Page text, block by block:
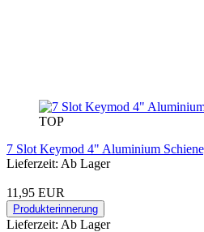
TOP
7 Slot Keymod 4" Aluminium
Lieferzeit: Ab Lager
11,95 EUR
Produkterinnerung
Lieferzeit: Ab Lager